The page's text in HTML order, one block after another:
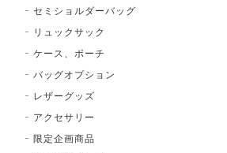
セミショルダーバッグ
リュックサック
ケース、ポーチ
バッグオプション
レザーグッズ
アクセサリー
限定企画商品